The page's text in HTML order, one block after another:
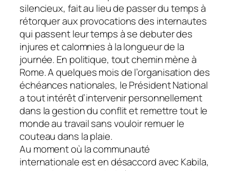
silencieux, fait au lieu de passer du temps à
rétorquer aux provocations des internautes
qui passent leur temps à se debuter des
injures et calomnies à la longueur de la
journée. En politique, tout chemin mène à
Rome. A quelques mois de l’organisation des
échéances nationales, le Président National
a tout intérêt d’intervenir personnellement
dans la gestion du conflit et remettre tout le
monde au travail sans vouloir remuer le
couteau dans la plaie.
Au moment où la communauté
internationale est en désaccord avec Kabila,